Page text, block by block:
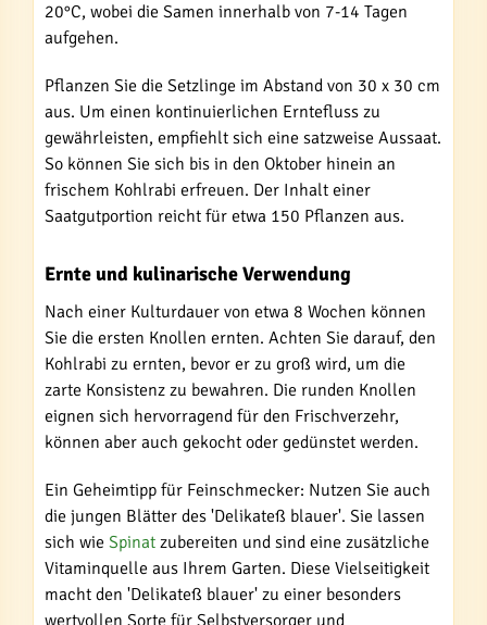
20°C, wobei die Samen innerhalb von 7-14 Tagen
aufgehen.
Pflanzen Sie die Setzlinge im Abstand von 30 x 30 cm
aus. Um einen kontinuierlichen Erntefluss zu
gewährleisten, empfiehlt sich eine satzweise Aussaat.
So können Sie sich bis in den Oktober hinein an
frischem Kohlrabi erfreuen. Der Inhalt einer
Saatgutportion reicht für etwa 150 Pflanzen aus.
Ernte und kulinarische Verwendung
Nach einer Kulturdauer von etwa 8 Wochen können
Sie die ersten Knollen ernten. Achten Sie darauf, den
Kohlrabi zu ernten, bevor er zu groß wird, um die
zarte Konsistenz zu bewahren. Die runden Knollen
eignen sich hervorragend für den Frischverzehr,
können aber auch gekocht oder gedünstet werden.
Ein Geheimtipp für Feinschmecker: Nutzen Sie auch
die jungen Blätter des 'Delikateß blauer'. Sie lassen
sich wie Spinat zubereiten und sind eine zusätzliche
Vitaminquelle aus Ihrem Garten. Diese Vielseitigkeit
macht den 'Delikateß blauer' zu einer besonders
wertvollen Sorte für Selbstversorger und